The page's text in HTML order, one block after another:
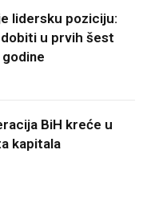
lidersku poziciju:
u prvih šest
BiH kreće u
kapitala